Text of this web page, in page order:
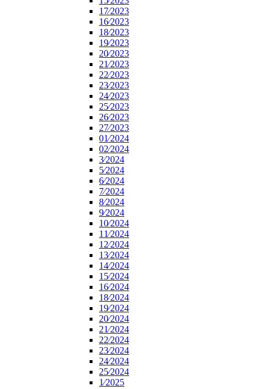
17⁄2023
16⁄2023
18⁄2023
19⁄2023
20⁄2023
21⁄2023
22⁄2023
23⁄2023
24⁄2023
25⁄2023
26⁄2023
27⁄2023
01⁄2024
02⁄2024
3⁄2024
5⁄2024
6⁄2024
7⁄2024
8⁄2024
9⁄2024
10⁄2024
11⁄2024
12⁄2024
13⁄2024
14⁄2024
15⁄2024
16⁄2024
18⁄2024
19⁄2024
20⁄2024
21⁄2024
22⁄2024
23⁄2024
24⁄2024
25⁄2024
1⁄2025